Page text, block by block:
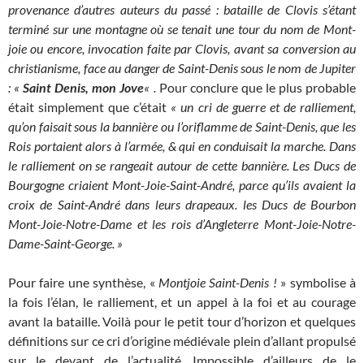
provenance d’autres auteurs du passé : bataille de Clovis s’étant
terminé sur une montagne où se tenait une tour du nom de Mont-
joie ou encore, invocation faite par Clovis, avant sa conversion au
christianisme, face au danger de Saint-Denis sous le nom de Jupiter
: «Saint Denis, mon Jove« . Pour conclure que le plus probable
était simplement que c’était « un cri de guerre et de ralliement,
qu’on faisait sous la bannière ou l’oriflamme de Saint-Denis, que les
Rois portaient alors à l’armée, & qui en conduisait la marche. Dans
le ralliement on se rangeait autour de cette bannière. Les Ducs de
Bourgogne criaient Mont-Joie-Saint-André, parce qu’ils avaient la
croix de Saint-André dans leurs drapeaux. les Ducs de Bourbon
Mont-Joie-Notre-Dame et les rois d’Angleterre Mont-Joie-Notre-
Dame-Saint-George. »
Pour faire une synthèse, « Montjoie Saint-Denis ! » symbolise à
la fois l’élan, le ralliement, et un appel à la foi et au courage
avant la bataille. Voilà pour le petit tour d’horizon et quelques
définitions sur ce cri d’origine médiévale plein d’allant propulsé